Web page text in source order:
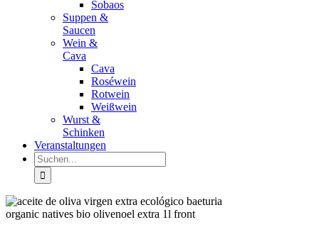
Sobaos
Suppen &
Saucen
Wein &
Cava
Cava
Roséwein
Rotwein
Weißwein
Wurst &
Schinken
Veranstaltungen
Suche
nach: